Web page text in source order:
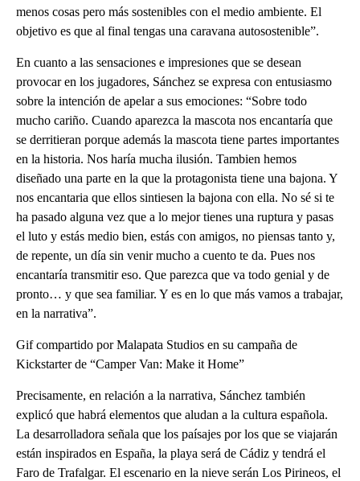
menos cosas pero más sostenibles con el medio ambiente. El
objetivo es que al final tengas una caravana autosostenible”.
En cuanto a las sensaciones e impresiones que se desean
provocar en los jugadores, Sánchez se expresa con entusiasmo
sobre la intención de apelar a sus emociones: “Sobre todo
mucho cariño. Cuando aparezca la mascota nos encantaría que
se derritieran porque además la mascota tiene partes importantes
en la historia. Nos haría mucha ilusión. Tambien hemos
diseñado una parte en la que la protagonista tiene una bajona. Y
nos encantaria que ellos sintiesen la bajona con ella. No sé si te
ha pasado alguna vez que a lo mejor tienes una ruptura y pasas
el luto y estás medio bien, estás con amigos, no piensas tanto y,
de repente, un día sin venir mucho a cuento te da. Pues nos
encantaría transmitir eso. Que parezca que va todo genial y de
pronto… y que sea familiar. Y es en lo que más vamos a trabajar,
en la narrativa”.
Gif compartido por Malapata Studios en su campaña de
Kickstarter de “Camper Van: Make it Home”
Precisamente, en relación a la narrativa, Sánchez también
explicó que habrá elementos que aludan a la cultura española.
La desarrolladora señala que los paísajes por los que se viajarán
están inspirados en España, la playa será de Cádiz y tendrá el
Faro de Trafalgar. El escenario en la nieve serán Los Pirineos, el